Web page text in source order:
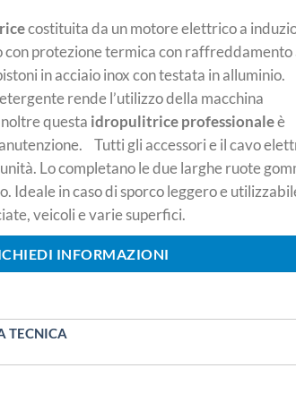
costituita da un motore elettrico a
con protezione termica con raffreddamento
in acciaio inox con testata in alluminio.
rende l’utilizzo della macchina
questa idropulitrice professionaleè
Tutti gli accessori e il cavo
Lo completano le due larghe ruote
Ideale in caso di sporco leggero e
veicoli e varie superfici.
INFORMAZIONI
TECNICA